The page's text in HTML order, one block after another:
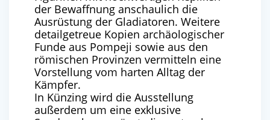
der Bewaffnung anschaulich die
Ausrüstung der Gladiatoren. Weitere
detailgetreue Kopien archäologischer
Funde aus Pompeji sowie aus den
römischen Provinzen vermitteln eine
Vorstellung vom harten Alltag der
Kämpfer.
In Künzing wird die Ausstellung
außerdem um eine exklusive